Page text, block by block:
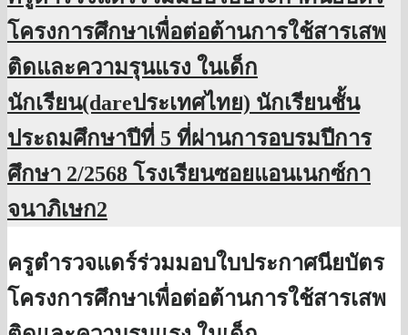
โครงการศึกษาเพื่อต่อต้านการใช้สารเสพ
ติดและความรุนแรง ในเด็ก
นักเรียน(dareประเทศไทย) นักเรียนชั้น
ประถมศึกษาปีที่ 5 ที่ผ่านการอบรมปีการ
ศึกษา 2/2568 โรงเรียนซอยแอนเนกซ์กา
จนาภิเษก2
ครูตำรวจแดร์ร่วมมอบใบประกาศนียบัตร
โครงการศึกษาเพื่อต่อต้านการใช้สารเสพ